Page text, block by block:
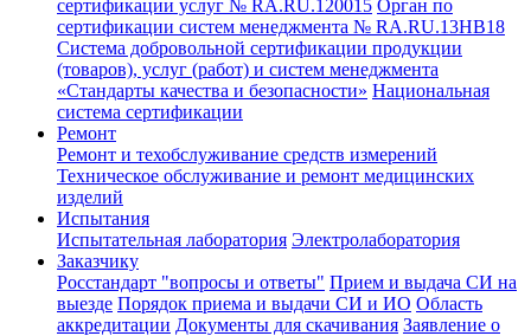
сертификации услуг № RA.RU.120015 Орган по
сертификации систем менеджмента № RA.RU.13HB18
Система добровольной сертификации продукции
(товаров), услуг (работ) и систем менеджмента
«Стандарты качества и безопасности» Национальная
система сертификации
Ремонт
Ремонт и техобслуживание средств измерений
Техническое обслуживание и ремонт медицинских
изделий
Испытания
Испытательная лаборатория Электролаборатория
Заказчику
Росстандарт "вопросы и ответы" Прием и выдача СИ на
выезде Порядок приема и выдачи СИ и ИО Область
аккредитации Документы для скачивания Заявление о